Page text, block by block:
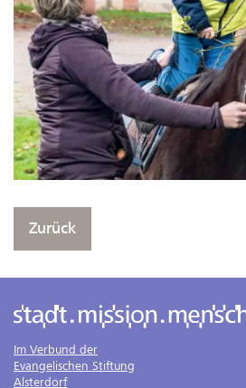
Zurück
Im Verbund der
Evangelischen Stiftung
Alsterdorf